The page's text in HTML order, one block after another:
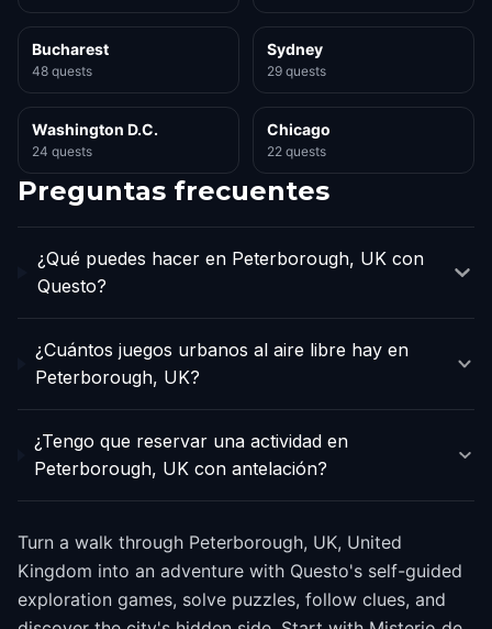
Bucharest
48 quests
Sydney
29 quests
Washington D.C.
24 quests
Chicago
22 quests
Preguntas frecuentes
¿Qué puedes hacer en Peterborough, UK con
Questo?
¿Cuántos juegos urbanos al aire libre hay en
Peterborough, UK?
¿Tengo que reservar una actividad en
Peterborough, UK con antelación?
Turn a walk through Peterborough, UK, United
Kingdom into an adventure with Questo's self-guided
exploration games, solve puzzles, follow clues, and